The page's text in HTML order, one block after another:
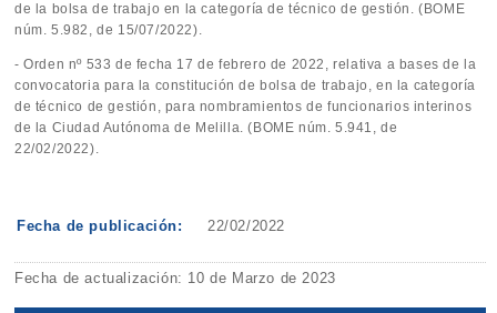
de la bolsa de trabajo en la categoría de técnico de gestión. (BOME
núm. 5.982, de 15/07/2022).
- Orden nº 533 de fecha 17 de febrero de 2022, relativa a bases de la
convocatoria para la constitución de bolsa de trabajo, en la categoría
de técnico de gestión, para nombramientos de funcionarios interinos
de la Ciudad Autónoma de Melilla. (BOME núm. 5.941, de
22/02/2022).
Fecha de publicación: 22/02/2022
Fecha de actualización: 10 de Marzo de 2023